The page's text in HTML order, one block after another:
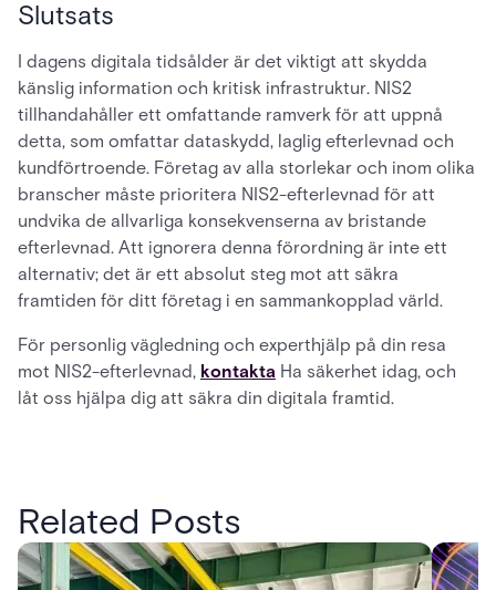
Slutsats
I dagens digitala tidsålder är det viktigt att skydda
känslig information och kritisk infrastruktur. NIS2
tillhandahåller ett omfattande ramverk för att uppnå
detta, som omfattar dataskydd, laglig efterlevnad och
kundförtroende. Företag av alla storlekar och inom olika
branscher måste prioritera NIS2-efterlevnad för att
undvika de allvarliga konsekvenserna av bristande
efterlevnad. Att ignorera denna förordning är inte ett
alternativ; det är ett absolut steg mot att säkra
framtiden för ditt företag i en sammankopplad värld.
För personlig vägledning och experthjälp på din resa
mot NIS2-efterlevnad, kontakta Ha säkerhet idag, och
låt oss hjälpa dig att säkra din digitala framtid.
Related Posts